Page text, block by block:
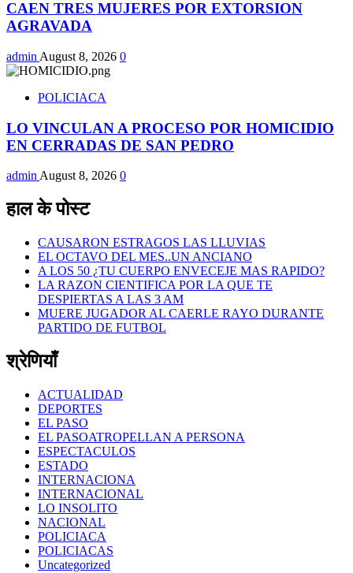
CAEN TRES MUJERES POR EXTORSION
AGRAVADA
admin August 8, 2026 0
POLICIACA
LO VINCULAN A PROCESO POR HOMICIDIO
EN CERRADAS DE SAN PEDRO
adminAugust 8, 2026 0
हाल के पोस्ट
CAUSARON ESTRAGOS LAS LLUVIAS
EL OCTAVO DEL MES..UN ANCIANO
A LOS 50 ¿TU CUERPO ENVECEJE MAS RAPIDO?
LA RAZON CIENTIFICA POR LA QUE TE
DESPIERTAS A LAS 3 AM
MUERE JUGADOR AL CAERLE RAYO DURANTE
PARTIDO DE FUTBOL
श्रेणियाँ
ACTUALIDAD
DEPORTES
EL PASO
EL PASOATROPELLAN A PERSONA
ESPECTACULOS
ESTADO
INTERNACIONA
INTERNACIONAL
LO INSOLITO
NACIONAL
POLICIACA
POLICIACAS
Uncategorized